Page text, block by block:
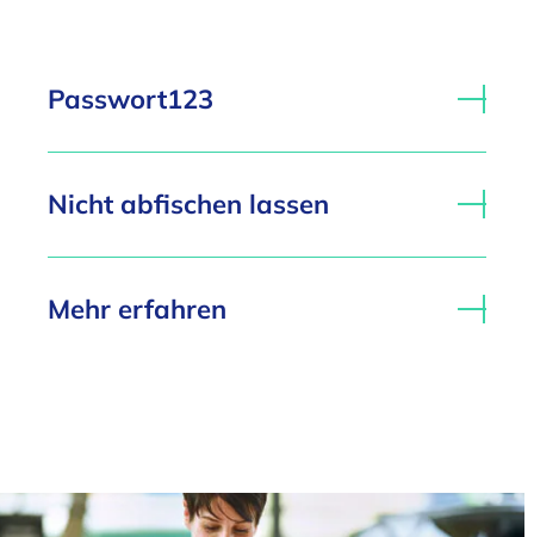
Passwort123
Nicht abfischen lassen
Mehr erfahren